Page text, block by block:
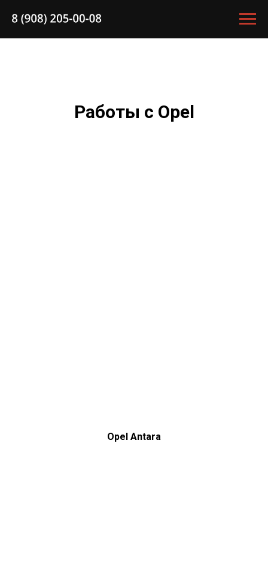
Работы с Opel
Opel Antara